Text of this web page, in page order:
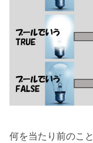
何を当たり前のこ